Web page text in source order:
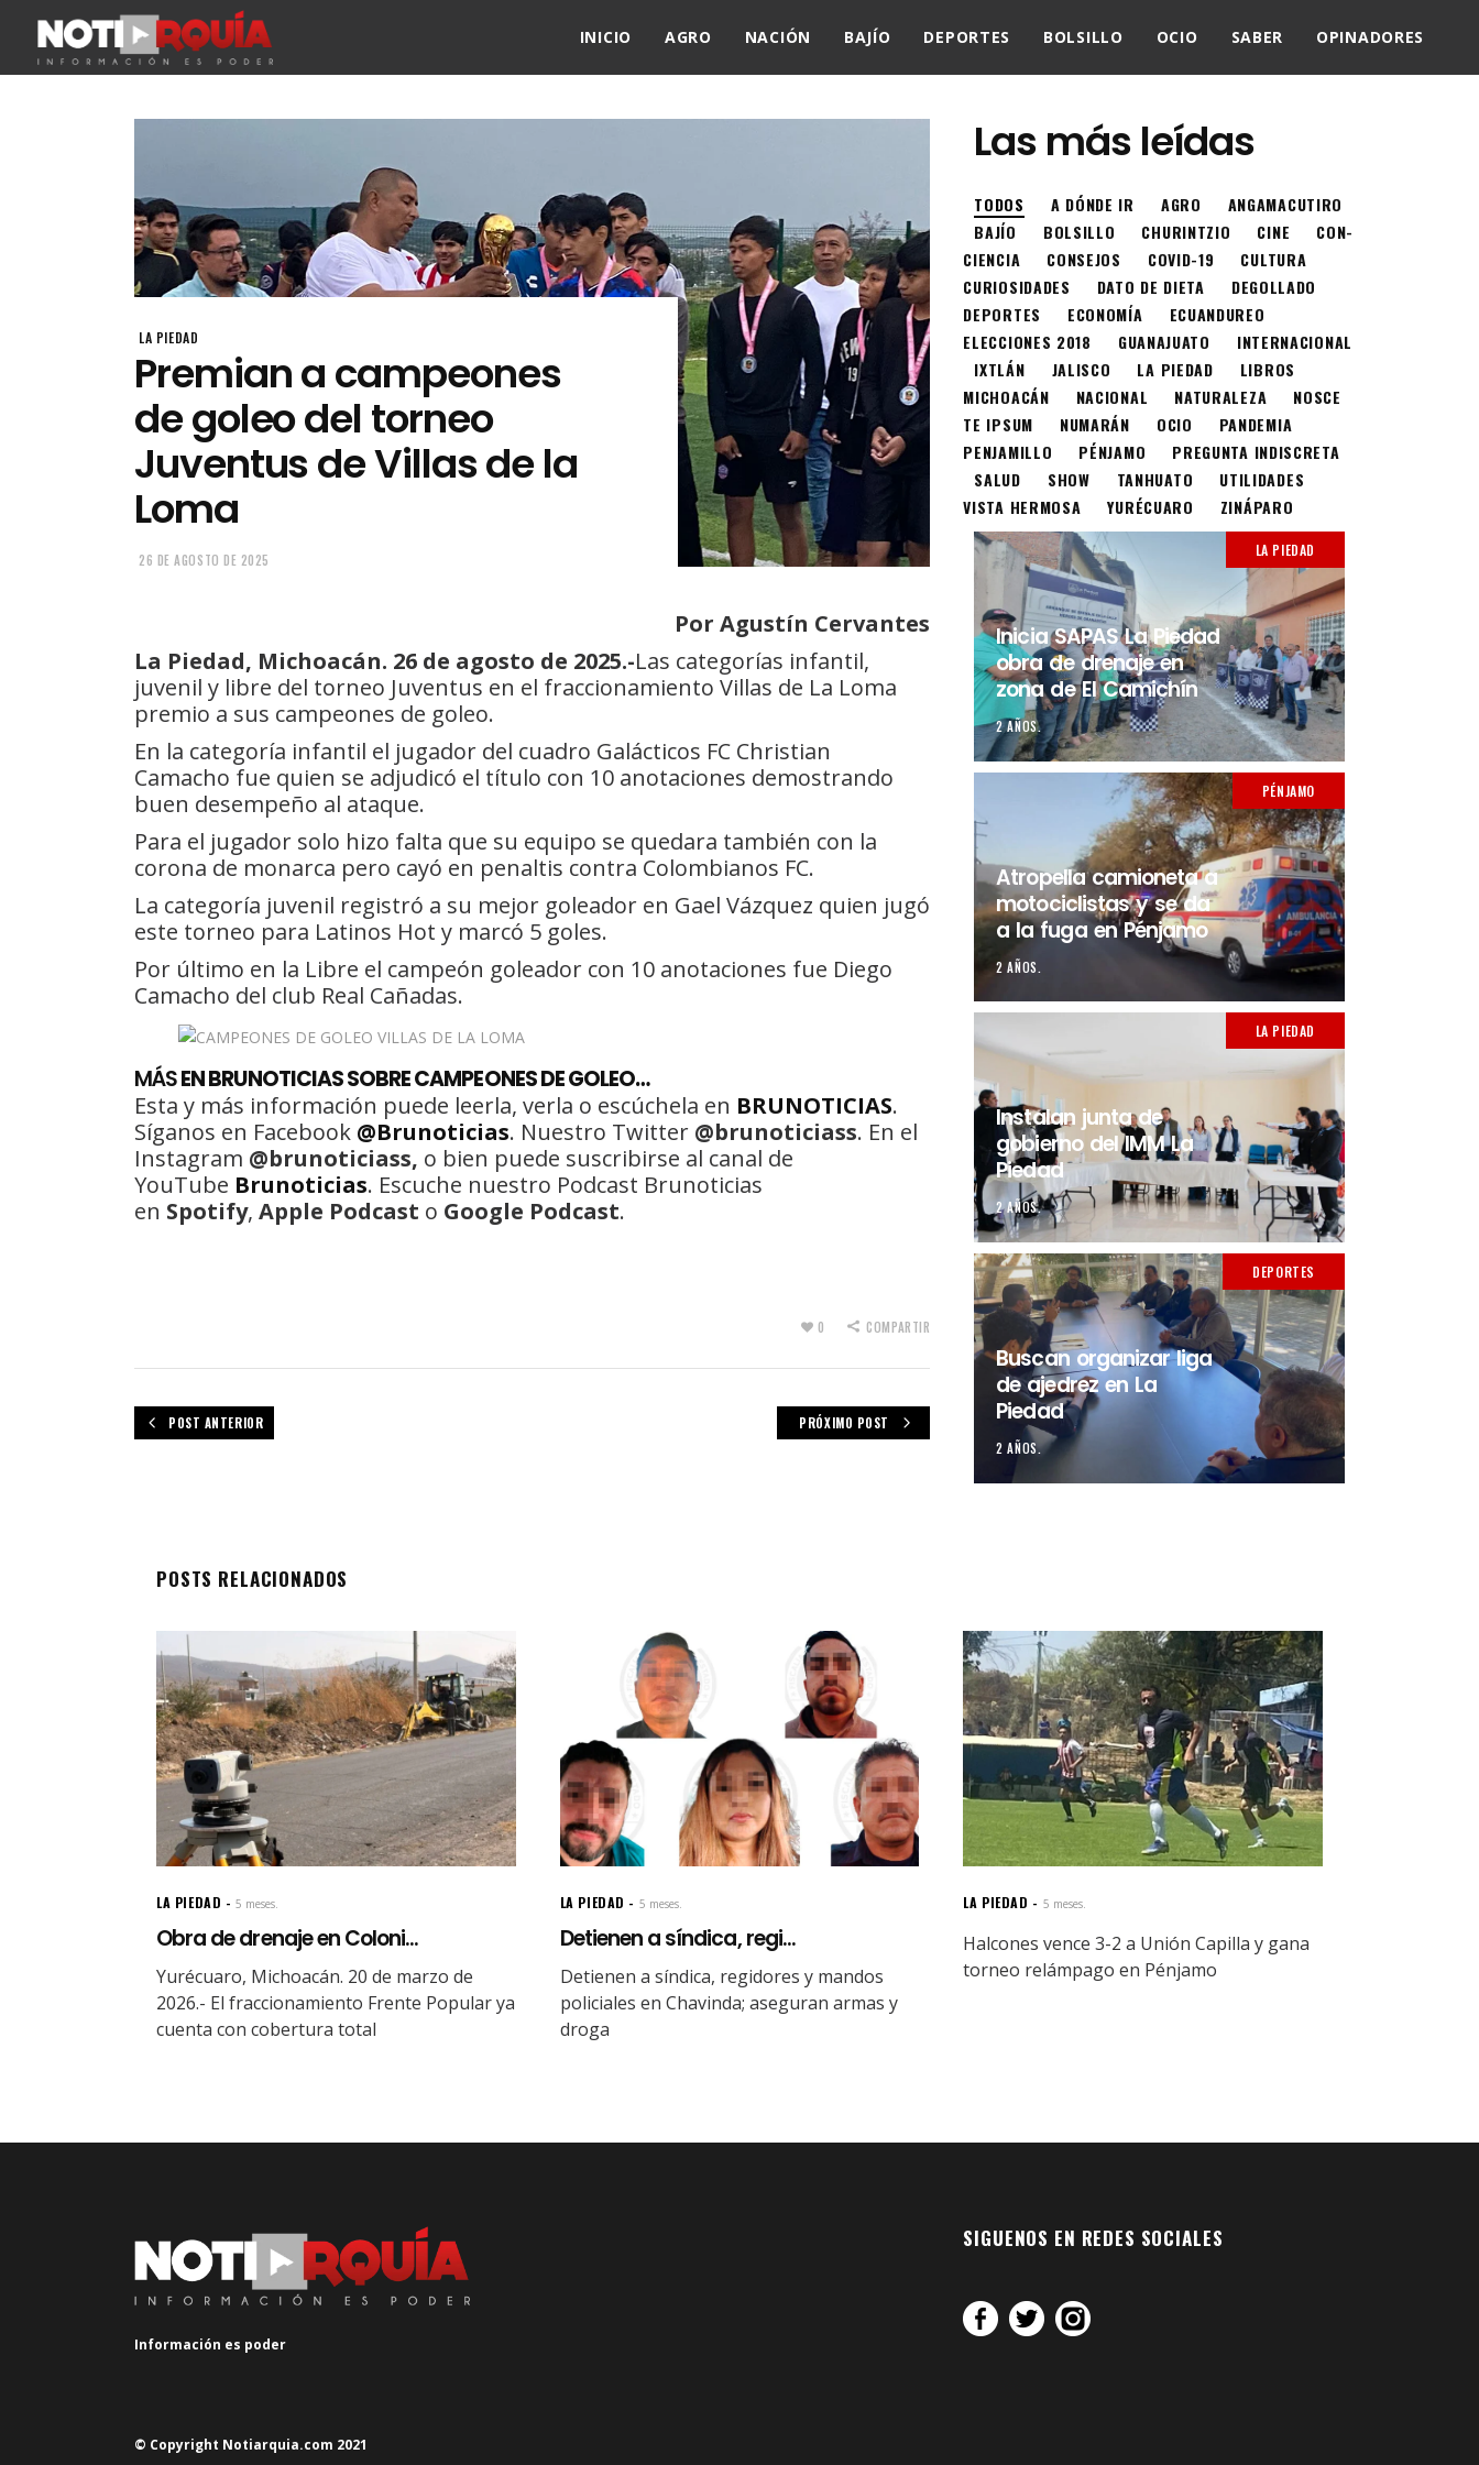
INICIO AGRO NACIÓN BAJÍO DEPORTES BOLSILLO OCIO SABER OPINADORES
LA PIEDAD
Premian a campeones
de goleo del torneo
Juventus de Villas de la
Loma
26 DE AGOSTO DE 2025
Por Agustín Cervantes
La Piedad, Michoacán. 26 de agosto de 2025.-Las categorías infantil,
juvenil y libre del torneo Juventus en el fraccionamiento Villas de La Loma
premio a sus campeones de goleo.
En la categoría infantil el jugador del cuadro Galácticos FC Christian
Camacho fue quien se adjudicó el título con 10 anotaciones demostrando
buen desempeño al ataque.
Para el jugador solo hizo falta que su equipo se quedara también con la
corona de monarca pero cayó en penaltis contra Colombianos FC.
La categoría juvenil registró a su mejor goleador en Gael Vázquez quien jugó
este torneo para Latinos Hot y marcó 5 goles.
Por último en la Libre el campeón goleador con 10 anotaciones fue Diego
Camacho del club Real Cañadas.
MÁSEN BRUNOTICIAS SOBRE CAMPEONES DE GOLEO…
Esta y más información puede leerla, verla o escúchela en BRUNOTICIAS.
Síganos en Facebook @Brunoticias. Nuestro Twitter @brunoticiass. En el
Instagram @brunoticiass, o bien puede suscribirse al canal de
YouTube Brunoticias. Escuche nuestro Podcast Brunoticias
en Spotify, Apple Podcast o Google Podcast.
0 COMPARTIR
POST ANTERIOR PRÓXIMO POST
Las más leídas
TODOS A DÓNDE IR AGRO
ANGAMACUTIRO
BAJÍO
BOLSILLO CHURINTZIO CINE
CON-
CIENCIA
CONSEJOS COVID-19
CULTURA
CURIOSIDADES
DATO DE DIETA
DEGOLLADO
DEPORTES
ECONOMÍA
ECUANDUREO
ELECCIONES 2018
GUANAJUATO
INTERNACIONAL
IXTLÁN
JALISCO LA PIEDAD
LIBROS
MICHOACÁN
NACIONAL NATURALEZA
NOSCE
TE IPSUM
NUMARÁN OCIO
PANDEMIA
PENJAMILLO
PÉNJAMO
PREGUNTA INDISCRETA
SALUD
SHOW TANHUATO
UTILIDADES
VISTA HERMOSA
YURÉCUARO ZINÁPARO
LA PIEDAD
Inicia SAPAS La Piedad
obra de drenaje en
zona de El Camichín
2 AÑOS.
PÉNJAMO
Atropella camioneta a
motociclistas y se da
a la fuga en Pénjamo
2 AÑOS.
LA PIEDAD
Instalan junta de
gobierno del IMM La
Piedad
2 AÑOS.
DEPORTES
Buscan organizar liga
de ajedrez en La
Piedad
2 AÑOS.
POSTS RELACIONADOS
LA PIEDAD 5 meses.
Obra de drenaje en Coloni...
Yurécuaro, Michoacán. 20 de marzo de
2026.- El fraccionamiento Frente Popular ya
cuenta con cobertura total
LA PIEDAD 5 meses.
Detienen a síndica, regi...
Detienen a síndica, regidores y mandos
policiales en Chavinda; aseguran armas y
droga
LA PIEDAD 5 meses.
Halcones vence 3-2 a Unión Capilla y gana
torneo relámpago en Pénjamo
Información es poder
SIGUENOS EN REDES SOCIALES
© Copyright Notiarquia.com 2021